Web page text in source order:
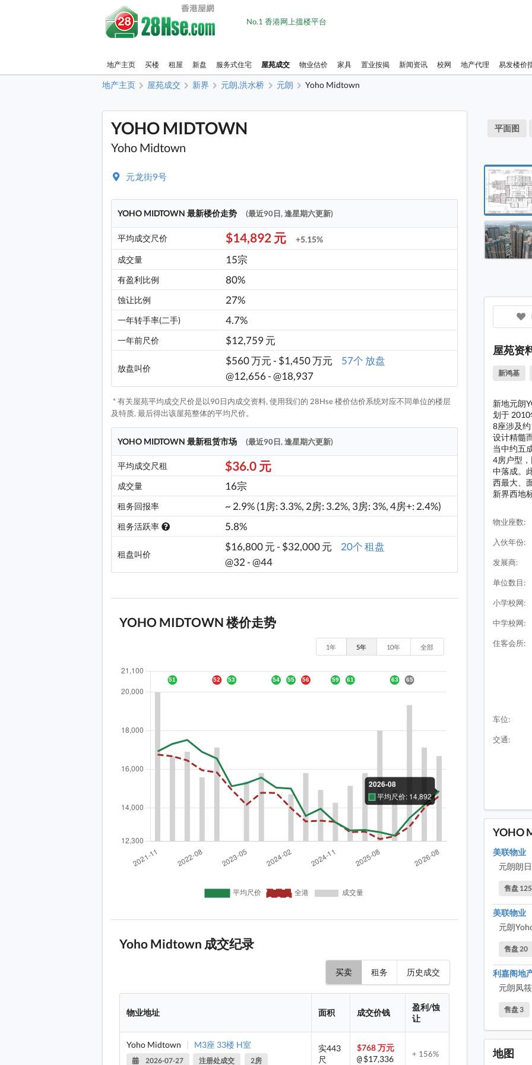
No.1 香港网上搵楼平台
地产主页 买楼 租屋 新盘 服务式住宅 屋苑成交 物业估价 家具 置业按揭 新闻资讯 校网 地产代理 易发楼价
地产主页 屋苑成交 新界 元朗,洪水桥 元朗 Yoho Midtown
YOHO MIDTOWN
Yoho Midtown
元龙街9号
YOHO MIDTOWN 最新楼价走势 (最近90日, 逢星期六更新)
平均成交尺价 $14,892 元
+5.15%
成交量
15宗
有盈利比例 80%
蚀让比例 27%
一年转手率(二手) 4.7%
一年前尺价 $12,759 元
放盘叫价
$560 万元 - $1,450 万元
57个 放盘
@12,656 - @18,937
* 有关屋苑平均成交尺价是以90日内成交资料, 使用我们的 28Hse 楼价估价系统对应不同单位的楼层
及特质, 最后得出该屋苑整体的平均尺价。
YOHO MIDTOWN 最新租赁市场 (最近90日, 逢星期六更新)
平均成交尺租 $36.0 元
成交量 16宗
租务回报率 ~ 2.9% (1房: 3.3%, 2房: 3.2%, 3房: 3%, 4房+: 2.4%)
租务活跃率 5.8%
租盘叫价
$16,800 元 - $32,000 元
20个 租盘
@32 - @44
YOHO MIDTOWN 楼价走势
1年 5年 10年 全部
Yoho Midtown 成交纪录
买卖 租务 历史成交
物业地址 面积 成交价钱
盈利/蚀
让
Yoho Midtown | M3座 33楼 H室
2026-07-27 注册处成交 2房
实443
尺
$768 万元
@ $17,336 + 156%
新地
平面图
屋苑资
新鸿基
新地元朗
划于
8座涉及
设计精髓
当中约五
4房户型
中落成。
西最大、
新界西地
物业座数:
入伙年份:
发展商:
单位数目:
小学校网:
中学校网:
住客会所:
车位:
交通:
YOHO
美联物业
元朗朗
售盘 125
美联物业
元朗
售盘 20
利嘉阁地
元朗凤
售盘 3
地图